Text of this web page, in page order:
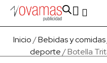
Inicio/Bebidas y comidas
deporte/ Botella